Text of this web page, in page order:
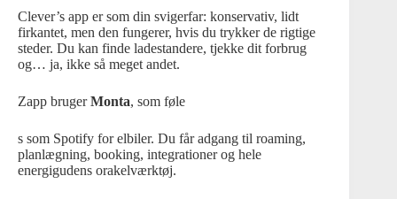
Clever’s app er som din svigerfar: konservativ, lidt
firkantet, men den fungerer, hvis du trykker de rigtige
steder. Du kan finde ladestandere, tjekke dit forbrug
og… ja, ikke så meget andet.
Zapp brugerMonta, som føle
s som Spotify for elbiler. Du får adgang til roaming,
planlægning, booking, integrationer og hele
energigudens orakelværktøj.